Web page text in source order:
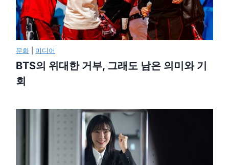
문화 미디어
BTS의 위대한 거부, 그래도 남은 의미와 기
회